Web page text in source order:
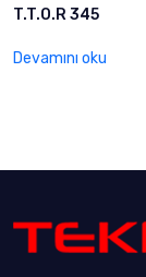
T.T.O.R 345
Devamını oku